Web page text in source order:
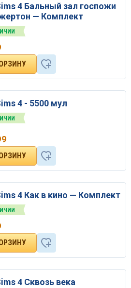
4 Бальный зал госпожи
— Комплект
4 - 5500 мул
4 Как в кино — Комплект
4 Сквозь века